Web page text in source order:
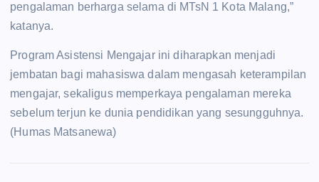
pengalaman berharga selama di MTsN 1 Kota Malang,”
katanya.
Program Asistensi Mengajar ini diharapkan menjadi
jembatan bagi mahasiswa dalam mengasah keterampilan
mengajar, sekaligus memperkaya pengalaman mereka
sebelum terjun ke dunia pendidikan yang sesungguhnya.
(Humas Matsanewa)